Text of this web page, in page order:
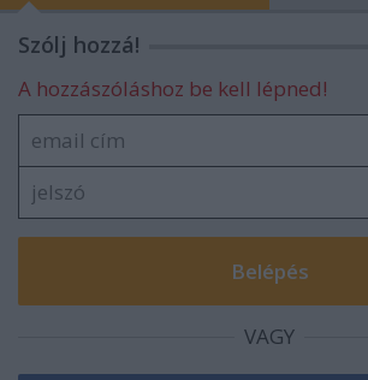
Szólj hozzá!
A hozzászóláshoz be kell lépned!
VAGY